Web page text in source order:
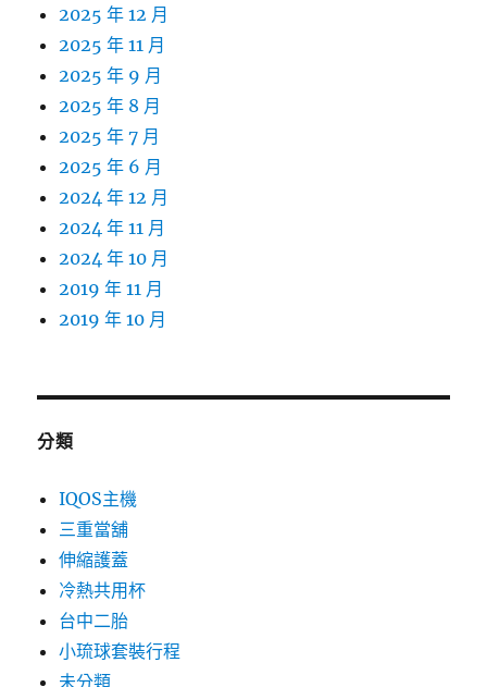
2025 年 12 月
2025 年 11 月
2025 年 9 月
2025 年 8 月
2025 年 7 月
2025 年 6 月
2024 年 12 月
2024 年 11 月
2024 年 10 月
2019 年 11 月
2019 年 10 月
分類
IQOS主機
三重當舖
伸縮護蓋
冷熱共用杯
台中二胎
小琉球套裝行程
未分類